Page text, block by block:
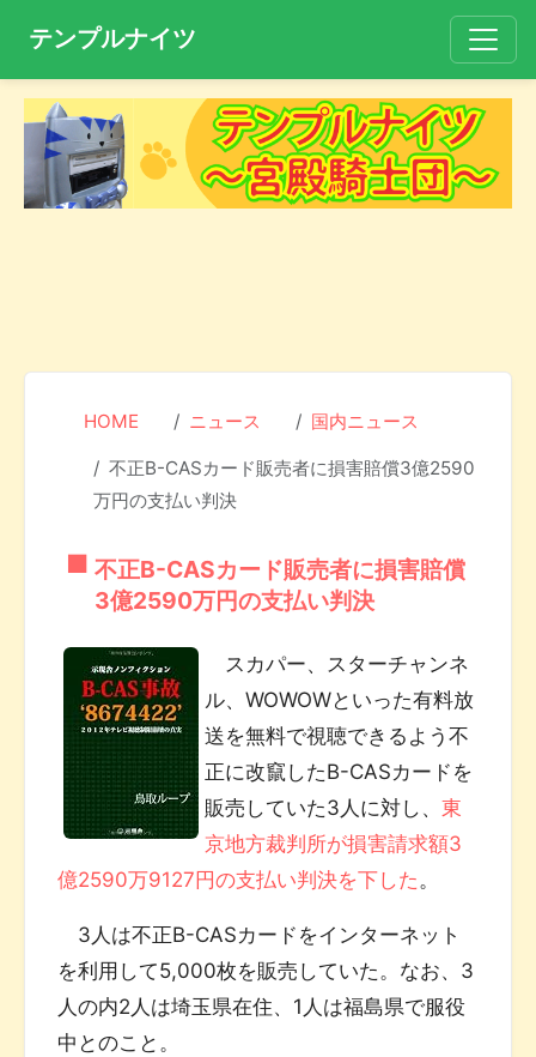
テンプルナイツ
HOME ニュース 国内ニュース
不正B-CASカード販売者に損害賠償3億2590
万円の支払い判決
不正B-CASカード販売者に損害賠償
3億2590万円の支払い判決
スカパー、スターチャンネ
ル、WOWOWといった有料放
送を無料で視聴できるよう不
正に改竄したB-CASカードを
販売していた3人に対し、 東
京地方裁判所が損害請求額3
億2590万9127円の支払い判決を下した 。
3人は不正B-CASカードをインターネット
を利用して5,000枚を販売していた。なお、3
人の内2人は埼玉県在住、1人は福島県で服役
中とのこと。